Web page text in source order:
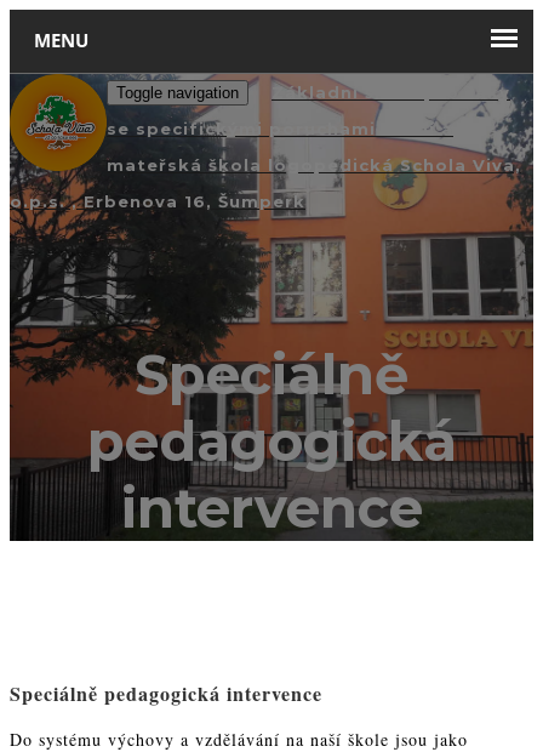
Toggle navigation
Základní škola pro žáky
se specifickými poruchami učení a
mateřská škola logopedická Schola Viva,
o.p.s. , Erbenova 16, Šumperk
Speciálně
pedagogická
intervence
Speciálně pedagogická intervence
Do systému výchovy a vzdělávání na naší škole jsou jako